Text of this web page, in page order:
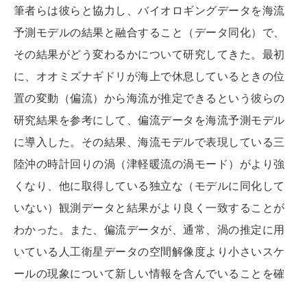
筆者らは彼らと協力し、バイオロギングデータを海流
予測モデルの結果と融合すること（データ同化）で、
その結果がどう変わるかについて研究してきた。最初
に、オオミズナギドリが海上で休息しているときの位
置の変動（偏流）から海流が推定できるという彼らの
研究結果を参考にして、偏流データを海流予測モデル
に導入した。その結果、海流モデルで表現している三
陸沖の時計回りの渦（津軽暖流の渦モード）がより強
くなり、他に取得している独立な（モデルに同化して
いない）観測データと結果がより良く一致することが
わかった。また、偏流データが、通常、渦の推定に用
いている人工衛星データの空間解像度より小さいスケ
ールの現象について新しい情報を含んでいることを確